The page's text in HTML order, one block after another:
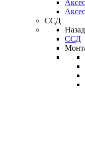
ССД
Назад
ССД